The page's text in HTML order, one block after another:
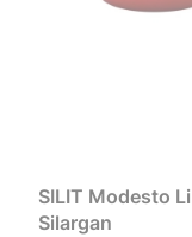
SILIT Modesto
Silargan